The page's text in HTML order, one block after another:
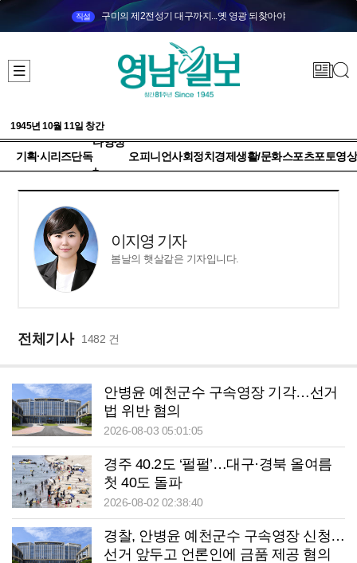
직설 구미의 제2전성기 대구까지...옛 영광 되찾아야
1945년 10월 11일 창간
기획·시리즈단독
다양성
+
오피니언사회정치 경제생활/문화스포츠포토영상
이지영 기자
봄날의 햇살같은 기자입니다.
전체기사 1482 건
안병윤 예천군수 구속영장 기각…선거
법 위반 혐의
2026-08-03 05:01:05
경주 40.2도 ‘펄펄’…대구·경북 올여름
첫 40도 돌파
2026-08-02 02:38:40
경찰, 안병윤 예천군수 구속영장 신청…
선거 앞두고 언론인에 금품 제공 혐의